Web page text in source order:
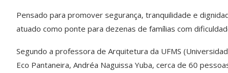
Pensado para promover segurança, tranquilidade e
atuado como ponte para dezenas de famílias com
Segundo a professora de Arquitetura da UFMS
Eco Pantaneira, Andréa Naguissa Yuba, cerca de 60